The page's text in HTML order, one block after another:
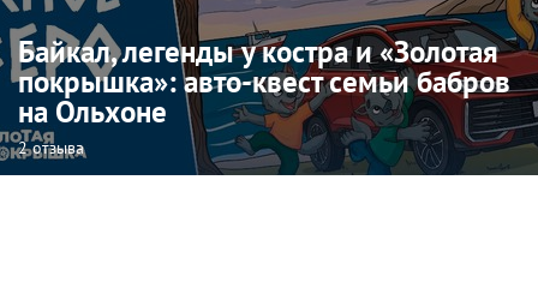
Байкал, легенды у костра и «Золотая
покрышка»: авто-квест семьи бабров
на Ольхоне
2 отзыва